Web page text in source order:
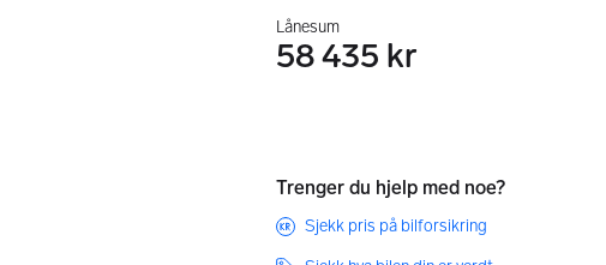
Lånesum
58 435 kr
Trenger du hjelp med noe?
Sjekk pris på bilforsikring